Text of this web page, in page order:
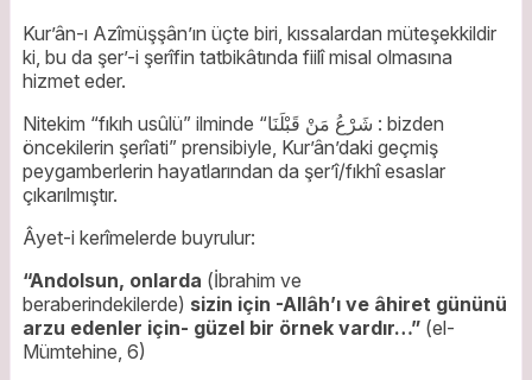
Kur’ân-ı Azîmüşşân’ın üçte biri, kıssalardan müteşekkildir
ki, bu da şer’-i şerîfin tatbikâtında fiilî misal olmasına
hizmet eder.
Nitekim “fıkıh usûlü” ilminde “شَرْعُ مَنْ قَبْلَنَا : bizden
öncekilerin şerîati” prensibiyle, Kur’ân’daki geçmiş
peygamberlerin hayatlarından da şer’î/fıkhî esaslar
çıkarılmıştır.
Âyet-i kerîmelerde buyrulur:
“Andolsun, onlarda (İbrahim ve
beraberindekilerde) sizin için -Allâh’ı ve âhiret gününü
arzu edenler için- güzel bir örnek vardır…” (el-
Mümtehine, 6)